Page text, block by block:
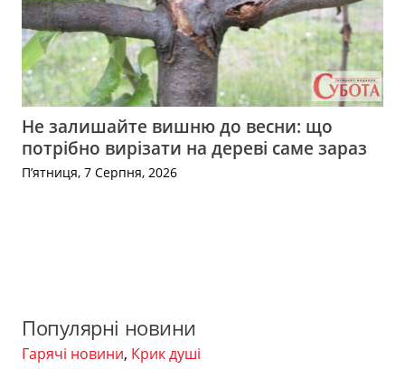
Не залишайте вишню до весни: що
потрібно вирізати на дереві саме зараз
П’ятниця, 7 Серпня, 2026
Популярні новини
Гарячі новини, Крик душі